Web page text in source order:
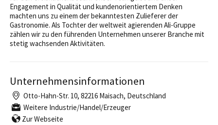
Engagement in Qualität und kundenorientiertem Denken
machten uns zu einem der bekanntesten Zulieferer der
Gastronomie. Als Tochter der weltweit agierenden Ali-Gruppe
zählen wir zu den führenden Unternehmen unserer Branche mit
stetig wachsenden Aktivitäten.
Unternehmensinformationen
Otto-Hahn-Str. 10, 82216 Maisach, Deutschland
Weitere Industrie/Handel/Erzeuger
Zur Webseite